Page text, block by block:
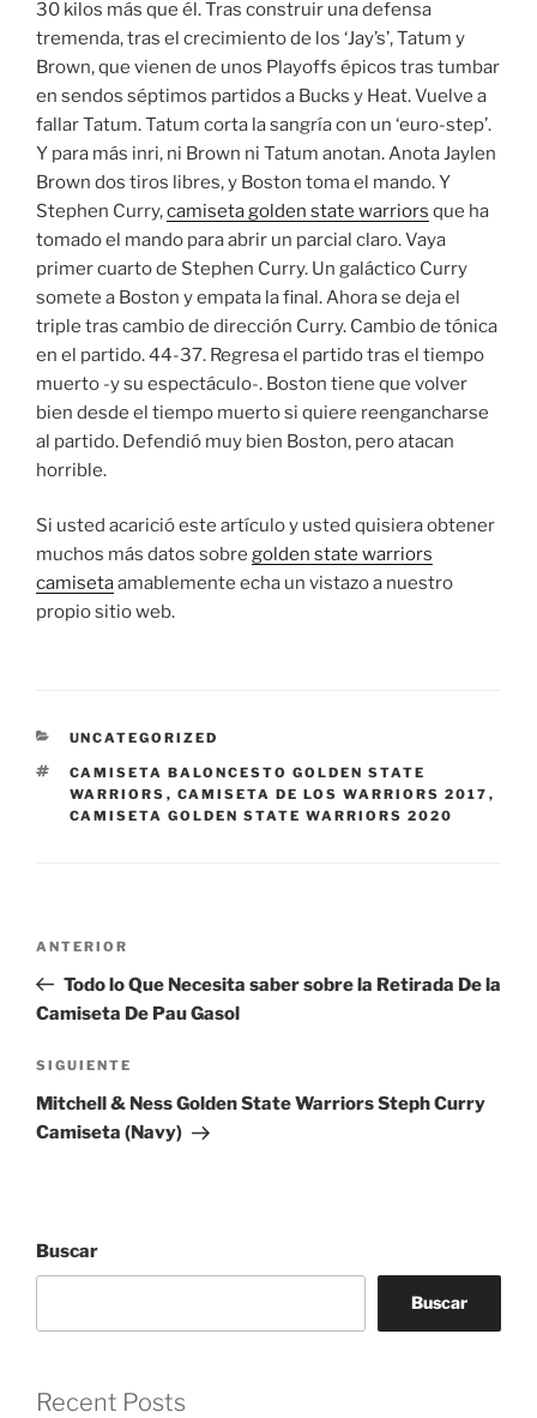
30 kilos más que él. Tras construir una defensa
tremenda, tras el crecimiento de los ‘Jay’s’, Tatum y
Brown, que vienen de unos Playoffs épicos tras tumbar
en sendos séptimos partidos a Bucks y Heat. Vuelve a
fallar Tatum. Tatum corta la sangría con un ‘euro-step’.
Y para más inri, ni Brown ni Tatum anotan. Anota Jaylen
Brown dos tiros libres, y Boston toma el mando. Y
Stephen Curry,camiseta golden state warriors que ha
tomado el mando para abrir un parcial claro. Vaya
primer cuarto de Stephen Curry. Un galáctico Curry
somete a Boston y empata la final. Ahora se deja el
triple tras cambio de dirección Curry. Cambio de tónica
en el partido. 44-37. Regresa el partido tras el tiempo
muerto -y su espectáculo-. Boston tiene que volver
bien desde el tiempo muerto si quiere reengancharse
al partido. Defendió muy bien Boston, pero atacan
horrible.
Si usted acarició este artículo y usted quisiera obtener
muchos más datos sobre golden state warriors
camisetaamablemente echa un vistazo a nuestro
propio sitio web.
CATEGORÍAS
UNCATEGORIZED
ETIQUETAS
CAMISETA BALONCESTO GOLDEN STATE
WARRIORS , CAMISETA DE LOS WARRIORS 2017 ,
CAMISETA GOLDEN STATE WARRIORS 2020
entradas
Entrada
anterior:
ANTERIOR
Todo lo Que Necesita saber sobre la Retirada De la
Camiseta De Pau Gasol
Siguiente
entrada
SIGUIENTE
Mitchell & Ness Golden State Warriors Steph Curry
Camiseta (Navy)
Buscar
Buscar
Recent Posts